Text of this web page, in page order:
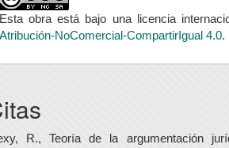
Esta obra está bajo una licencia
Atribución-NoComercial-CompartirIgual 4.0.
R., Teoría de la argumentación